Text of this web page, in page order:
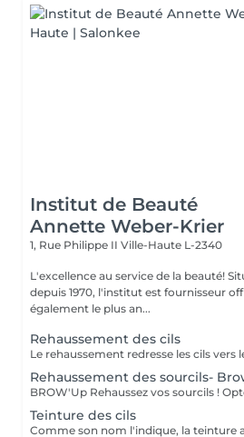
Institut de Beauté
Annette Weber-Krier
1, Rue Philippe II Ville-Haute L-2340
L'excellence au service de la beauté! Situé en plein centre-ville
depuis 1970, l'institut est fournisseur
également le plus an...
Rehaussement des cils
Rehaussement des sourcils-
Teinture des cils